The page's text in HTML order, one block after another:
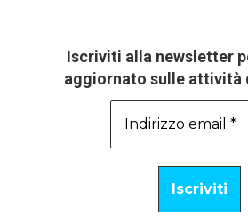
Iscriviti alla newsletter
aggiornato sulle attività